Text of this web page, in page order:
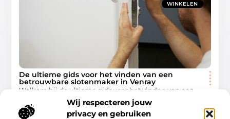
Wij respecteren jouw
privacy en gebruiken
WINKELEN
De ultieme gids voor het vinden van een
betrouwbare slotenmaker in Venray
Welkom bij de ultieme gids voor het vinden van een
betrouwbare slotenmaker in Venray (venraygids.nl). Of je
nu jezelf hebt buitengesloten, een nieuw slot nodig